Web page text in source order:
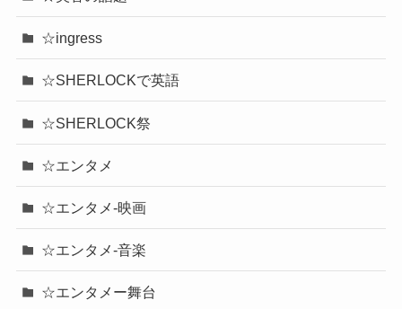
☆ingress
☆SHERLOCKで英語
☆SHERLOCK祭
☆エンタメ
☆エンタメ-映画
☆エンタメ-音楽
☆エンタメー舞台